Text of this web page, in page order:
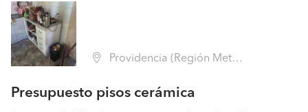
Providencia (Región Metropolitana - Santiago)
Presupuesto pisos cerámica